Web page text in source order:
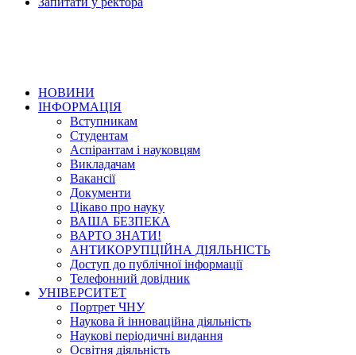
НОВИНИ
ІНФОРМАЦІЯ
Вступникам
Студентам
Аспірантам і науковцям
Викладачам
Вакансії
Документи
Цікаво про науку
ВАША БЕЗПЕКА
ВАРТО ЗНАТИ!
АНТИКОРУПЦІЙНА ДІЯЛЬНІСТЬ
Доступ до публічної інформації
Телефонний довідник
УНІВЕРСИТЕТ
Портрет ЧНУ
Наукова й інноваційна діяльність
Наукові періодичні видання
Освітня діяльність